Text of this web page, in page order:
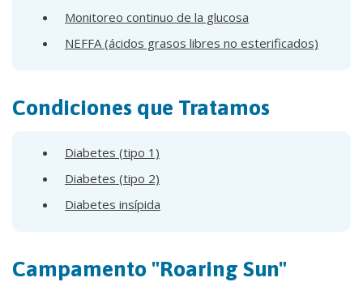
Monitoreo continuo de la glucosa
NEFFA (ácidos grasos libres no esterificados)
Condiciones que Tratamos
Diabetes (tipo 1)
Diabetes (tipo 2)
Diabetes insípida
Campamento "Roaring Sun"